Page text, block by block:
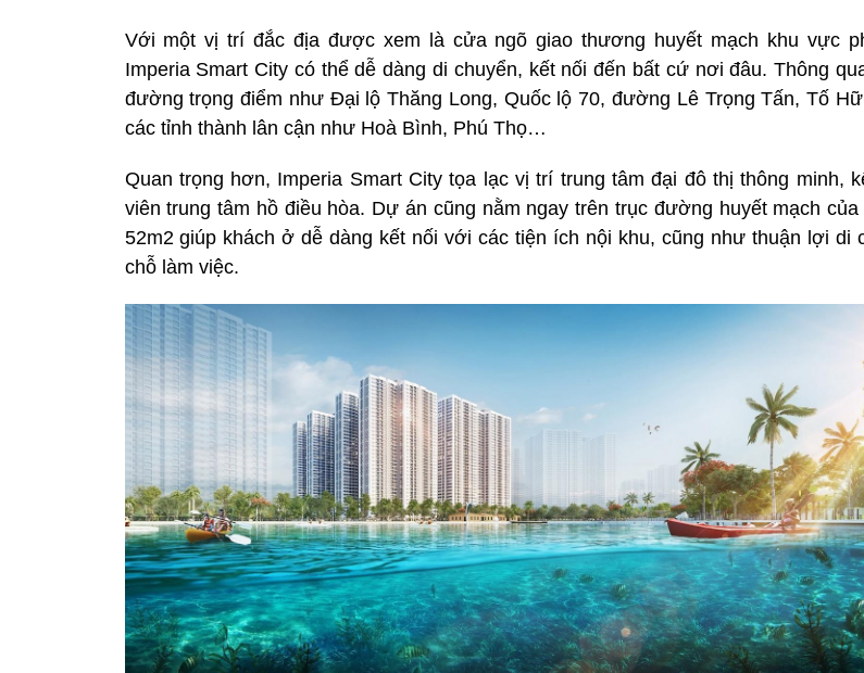
Với một vị trí đắc địa được xem là cửa ngõ giao thương huyết mạch khu vực
Imperia Smart City có thể dễ dàng di chuyển, kết nối đến bất cứ nơi đâu. Thông
đường trọng điểm như Đại lộ Thăng Long, Quốc lộ 70, đường Lê Trọng Tấn, Tố
các tỉnh thành lân cận như Hoà Bình, Phú Thọ…
Quan trọng hơn, Imperia Smart City tọa lạc vị trí trung tâm đại đô thị thông minh,
viên trung tâm hồ điều hòa. Dự án cũng nằm ngay trên trục đường huyết mạch của
52m2 giúp khách ở dễ dàng kết nối với các tiện ích nội khu, cũng như thuận lợi di
chỗ làm việc.